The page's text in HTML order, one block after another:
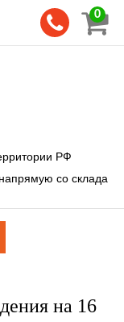
0
РФ
со склада
на 16